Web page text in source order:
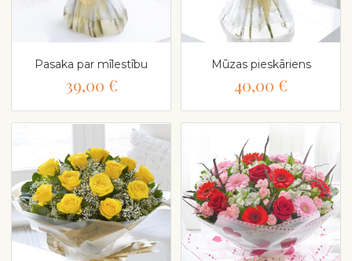
Pasaka par mīlestību
39,00 €
Mūzas pieskāriens
40,00 €